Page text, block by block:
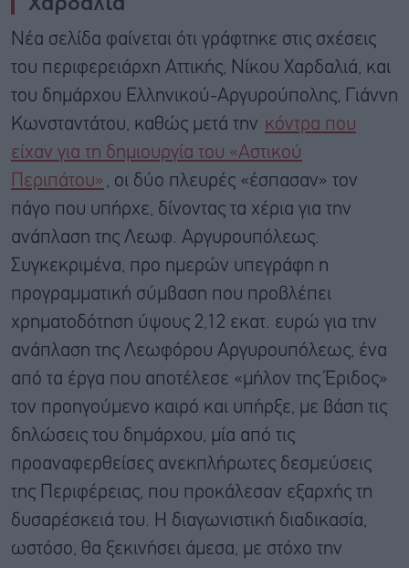
Νέα σελίδα φαίνεται ότι γράφτηκε στις σχέσεις
του περιφερειάρχη Αττικής, Νίκου Χαρδαλιά, και
του δημάρχου Ελληνικού-Αργυρούπολης, Γιάννη
Κωνσταντάτου, καθώς μετά την κόντρα που
είχαν για τη δημιουργία του «Αστικού
Περιπάτου» , οι δύο πλευρές «έσπασαν» τον
πάγο που υπήρχε, δίνοντας τα χέρια για την
ανάπλαση της Λεωφ. Αργυρουπόλεως.
Συγκεκριμένα, προ ημερών υπεγράφη η
προγραμματική σύμβαση που προβλέπει
χρηματοδότηση ύψους 2,12 εκατ. ευρώ για την
ανάπλαση της Λεωφόρου Αργυρουπόλεως, ένα
από τα έργα που αποτέλεσε «μήλον της Έριδος»
τον προηγούμενο καιρό και υπήρξε, με βάση τις
δηλώσεις του δημάρχου, μία από τις
προαναφερθείσες ανεκπλήρωτες δεσμεύσεις
της Περιφέρειας, που προκάλεσαν εξαρχής τη
δυσαρέσκειά του. Η διαγωνιστική διαδικασία,
ωστόσο, θα ξεκινήσει άμεσα, με στόχο την